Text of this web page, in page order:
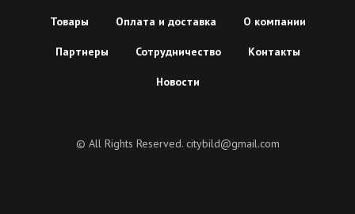
Товары Оплата и доставка О компании
Партнеры Сотрудничество Контакты
Новости
© All Rights Reserved. citybild@gmail.com